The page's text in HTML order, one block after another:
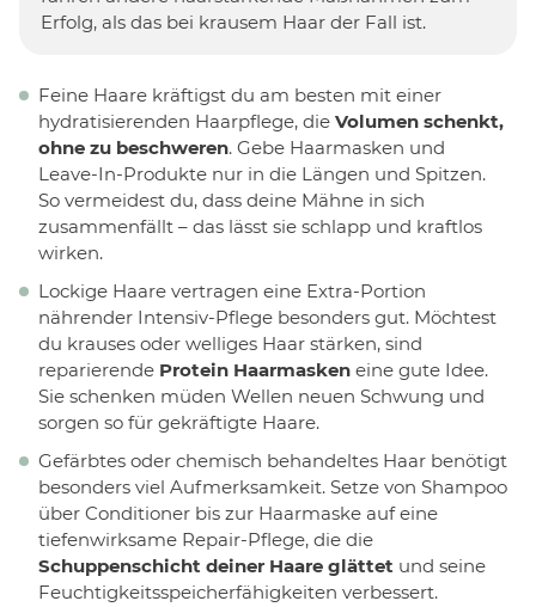
Erfolg, als das bei krausem Haar der Fall ist.
Feine Haare kräftigst du am besten mit einer
hydratisierenden Haarpflege, die Volumen schenkt,
ohne zu beschweren. Gebe Haarmasken und
Leave-In-Produkte nur in die Längen und Spitzen.
So vermeidest du, dass deine Mähne in sich
zusammenfällt – das lässt sie schlapp und kraftlos
wirken.
Lockige Haare vertragen eine Extra-Portion
nährender Intensiv-Pflege besonders gut. Möchtest
du krauses oder welliges Haar stärken, sind
reparierende Protein Haarmasken eine gute Idee.
Sie schenken müden Wellen neuen Schwung und
sorgen so für gekräftigte Haare.
Gefärbtes oder chemisch behandeltes Haar benötigt
besonders viel Aufmerksamkeit. Setze von Shampoo
über Conditioner bis zur Haarmaske auf eine
tiefenwirksame Repair-Pflege, die die
Schuppenschicht deiner Haare glättet und seine
Feuchtigkeitsspeicherfähigkeiten verbessert.